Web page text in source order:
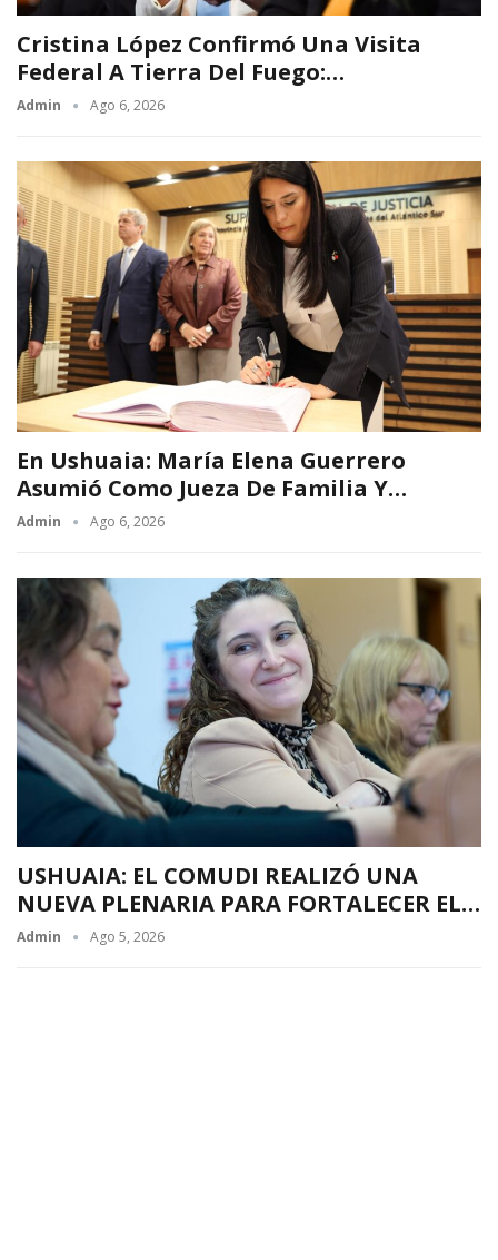
Cristina López Confirmó Una Visita
Federal A Tierra Del Fuego:…
Admin Ago 6, 2026
En Ushuaia: María Elena Guerrero
Asumió Como Jueza De Familia Y…
Admin Ago 6, 2026
USHUAIA: EL COMUDI REALIZÓ UNA
NUEVA PLENARIA PARA FORTALECER EL…
Admin Ago 5, 2026